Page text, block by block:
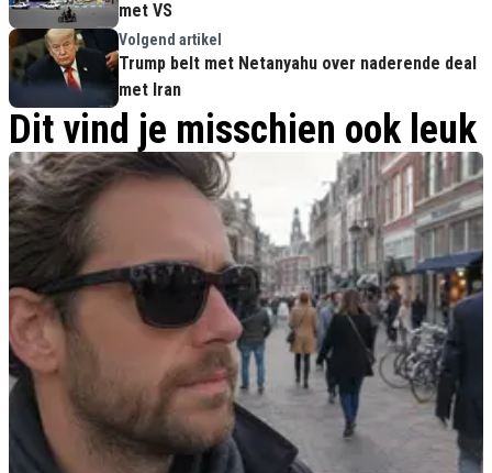
met VS
Volgend artikel
Trump belt met Netanyahu over naderende deal
met Iran
Dit vind je misschien ook leuk